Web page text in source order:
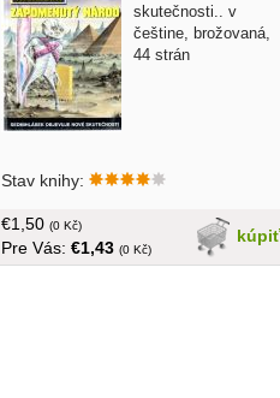
skutečnosti.. v
češtine, brožovaná,
44 strán
Stav knihy:
kúpiť
€1,50 (0 Kč)
Pre Vás: €1,43 (0 Kč)